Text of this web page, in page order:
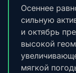
Осеннее
сильную
и октябрь
высокой
мягкой